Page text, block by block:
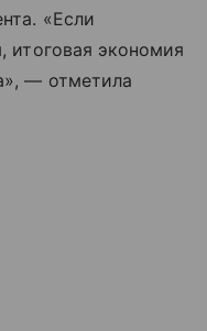
«Если
итоговая экономия
— отметила